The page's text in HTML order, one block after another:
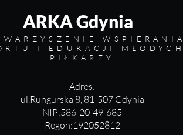
ARKA Gdynia
WSPIERANIA
I EDUKACJI MŁODYCH
PIŁKARZY
Adres:
ul.Rungurska 8, 81-507 Gdynia
NIP:586-20-49-685
Regon:192052812